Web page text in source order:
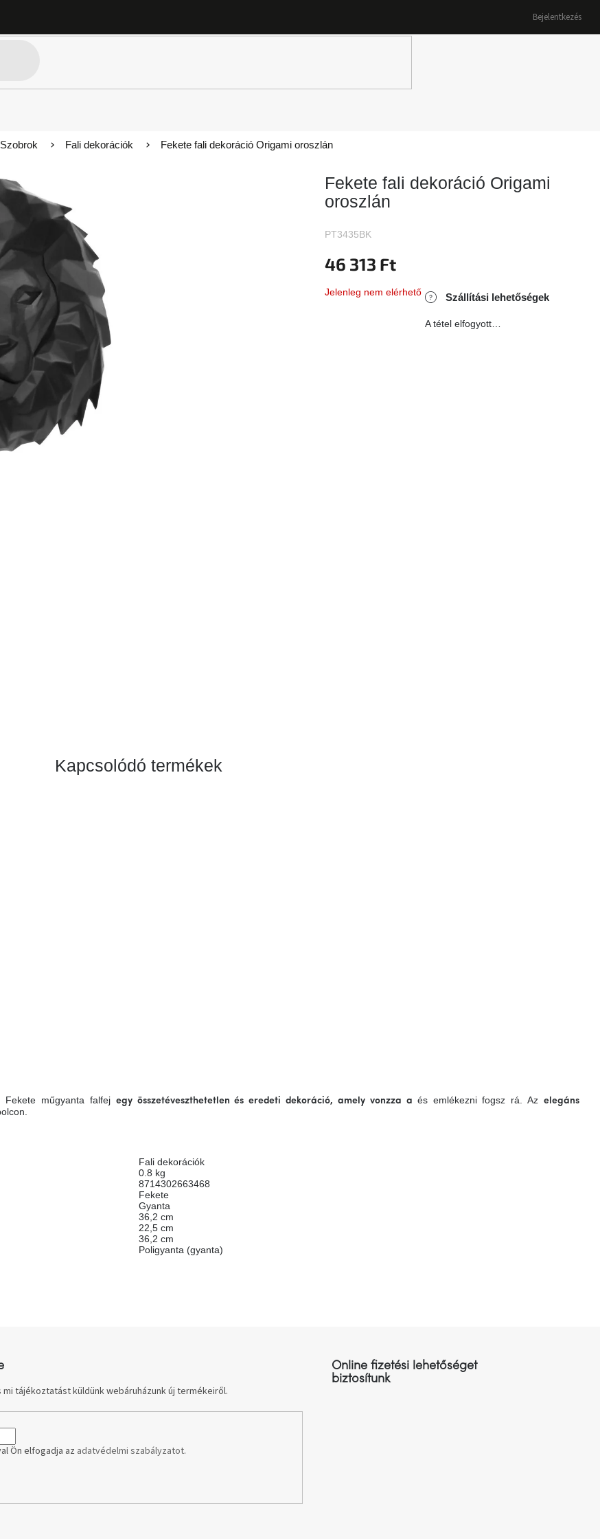
Bejelentkezés
Szobrok Fali dekorációk Fekete fali dekoráció Origami oroszlán
Fekete fali dekoráció Origami
oroszlán
PT3435BK
46 313 Ft
Jelenleg nem elérhető Szállítási lehetőségek
A tétel elfogyott…
Kapcsolódó termékek
Fekete műgyanta falfej egy összetéveszthetetlen és eredeti dekoráció, amely vonzza a és emlékezni fogsz rá. Az elegáns
Fali dekorációk
0.8 kg
8714302663468
Fekete
Gyanta
36,2 cm
22,5 cm
36,2 cm
Poligyanta (gyanta)
mi tájékoztatást küldünk webáruházunk új termékeiről.
Ön elfogadja az adatvédelmi szabályzatot.
Online fizetési lehetőséget
biztosítunk